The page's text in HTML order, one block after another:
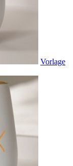
Vorlage